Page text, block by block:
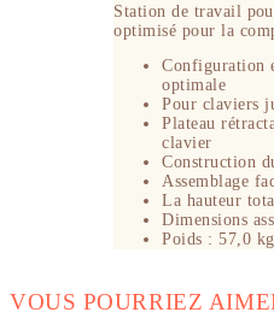
Station de travail
optimisé pour la
Configuration
optimale
Pour claviers
Plateau
clavier
Construction
Assemblage
La hauteur
Dimensions
Poids : 57,0 kg
VOUS POURRIEZ